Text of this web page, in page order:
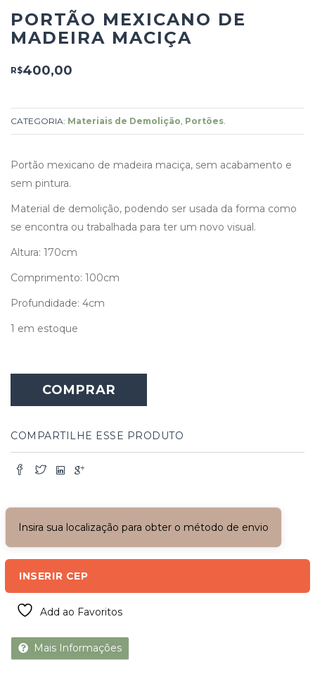
PORTÃO MEXICANO DE
MADEIRA MACIÇA
R$400,00
CATEGORIA: Materiais de Demolição Portões
Portão mexicano de madeira maciça, sem acabamento e
sem pintura.
Material de demolição, podendo ser usada da forma como
se encontra ou trabalhada para ter um novo visual.
Altura: 170cm
Comprimento: 100cm
Profundidade: 4cm
1 em estoque
Madeira
quantidade
COMPRAR
COMPARTILHE ESSE PRODUTO
Insira sua localização para obter o método de envio
INSERIR CEP
Add ao Favoritos
Mais Informações